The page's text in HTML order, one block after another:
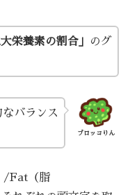
大栄養素の割合」
のグ
ブロッコりん
バランス
/Fat（脂